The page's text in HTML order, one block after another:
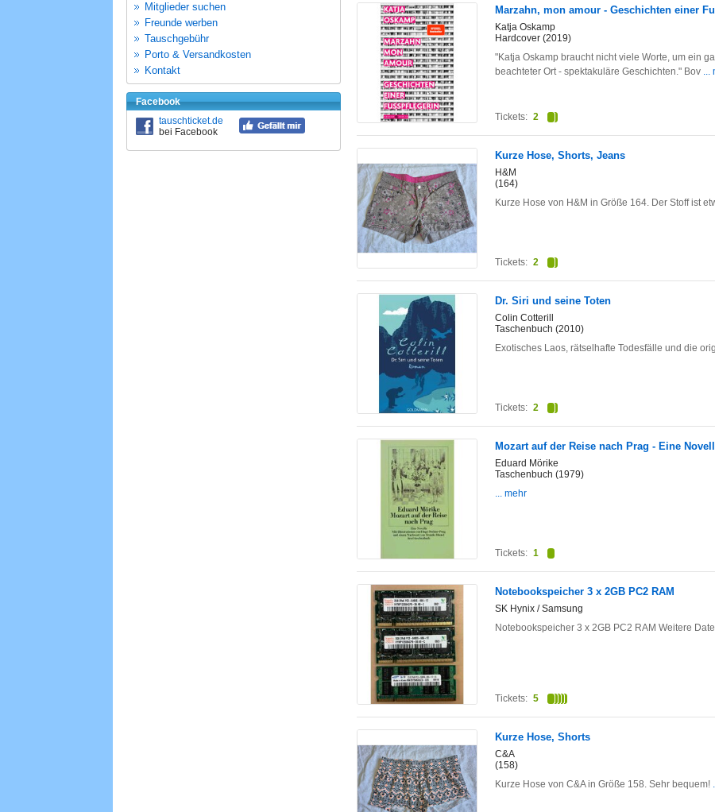
Mitglieder suchen
Freunde werben
Tauschgebühr
Porto & Versandkosten
Kontakt
Facebook
tauschticket.de
bei Facebook
Marzahn, mon amour - Geschichten einer
Katja Oskamp
Hardcover (2019)
"Katja Oskamp braucht nicht viele Worte, um ein
beachteter Ort - spektakuläre Geschichten." Bov ...
Tickets: 2
Kurze Hose, Shorts, Jeans
H&M
(164)
Kurze Hose von H&M in Größe 164. Der Stoff ist
Tickets: 2
Dr. Siri und seine Toten
Colin Cotterill
Taschenbuch (2010)
Exotisches Laos, rätselhafte Todesfälle und die
Tickets: 2
Mozart auf der Reise nach Prag - Eine
Eduard Mörike
Taschenbuch (1979)
... mehr
Tickets: 1
Notebookspeicher 3 x 2GB PC2 RAM
SK Hynix / Samsung
Notebookspeicher 3 x 2GB PC2 RAM Weitere
Tickets: 5
Kurze Hose, Shorts
C&A
(158)
Kurze Hose von C&A in Größe 158. Sehr bequem!